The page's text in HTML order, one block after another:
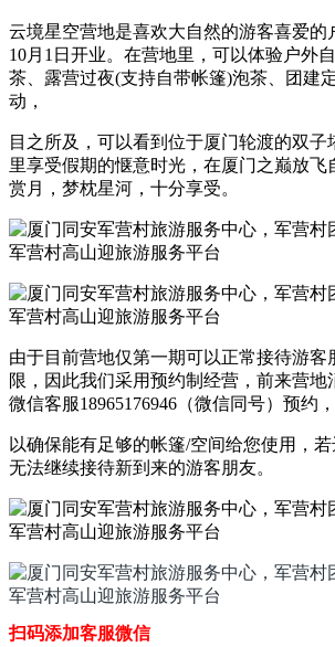
云境星空营地是喜欢大自然的游客喜爱的
10月1日开业。在营地里，可以体验户外
茶、露营过夜(支持自带帐篷)泡茶、团建
动，
目之所及，可以看到位于厦门轮渡的双子
里享受假期的惬意时光，在厦门之巅放飞
赏月，梦枕星河，十分享受。
由于目前营地仅第一期可以正常接待游客
限，因此我们采用预约制经营，前来营地
微信客服18965176946（微信同号）预约，
以确保能有足够的帐篷/空间给您使用，
无法继续接待新到来的游客朋友。
扫码添加客服微信